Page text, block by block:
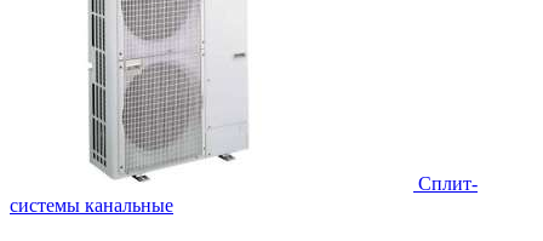
Сплит-
системы канальные